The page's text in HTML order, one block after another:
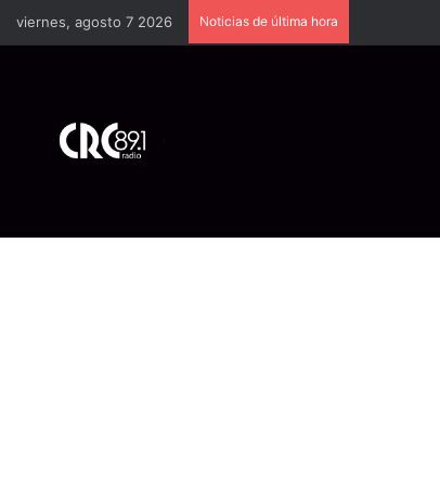
viernes, agosto 7 2026 Noticias de última hora